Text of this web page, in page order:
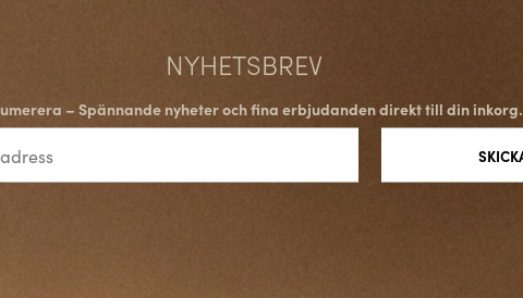
NYHETSBREV
– Spännande nyheter och fina erbjudanden direkt till din inkorg.